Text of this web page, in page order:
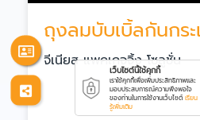
ถุงลมบับเบิ้ลกันกร
จีเนียส แพคเกจจิ้ง โซลูชั่น
เว็บไซต์นี้ใช้คุกกี้
เราใช้คุกกี้เพื่อเพิ่มประสิทธิภาพและ
มอบประสบการณ์ความพึงพอใจ
ของท่านในการใช้งานเว็บไซต์ เรียน
รู้เพิ่มเติม